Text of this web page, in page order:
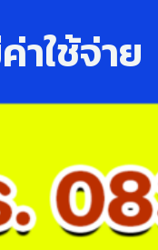
าใช้จ่าย